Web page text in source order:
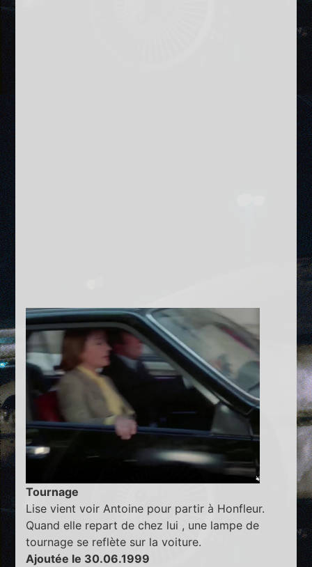
Tournage
Lise vient voir Antoine pour partir à Honfleur.
Quand elle repart de chez lui , une lampe de
tournage se reflète sur la voiture.
Ajoutée le 30.06.1999